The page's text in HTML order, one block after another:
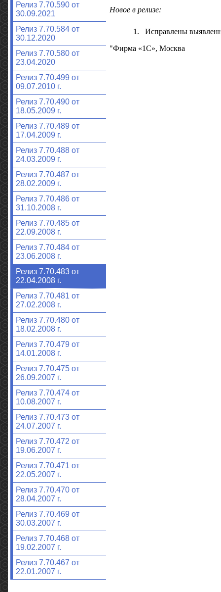
Релиз 7.70.590 от
30.09.2021
Релиз 7.70.584 от
30.12.2020
Релиз 7.70.580 от
23.04.2020
Релиз 7.70.499 от
09.07.2010 г.
Релиз 7.70.490 от
18.05.2009 г.
Релиз 7.70.489 от
17.04.2009 г.
Релиз 7.70.488 от
24.03.2009 г.
Релиз 7.70.487 от
28.02.2009 г.
Релиз 7.70.486 от
31.10.2008 г.
Релиз 7.70.485 от
22.09.2008 г.
Релиз 7.70.484 от
23.06.2008 г.
Релиз 7.70.483 от
22.04.2008 г.
Релиз 7.70.481 от
27.02.2008 г.
Релиз 7.70.480 от
18.02.2008 г.
Релиз 7.70.479 от
14.01.2008 г.
Релиз 7.70.475 от
26.09.2007 г.
Релиз 7.70.474 от
10.08.2007 г.
Релиз 7.70.473 от
24.07.2007 г.
Релиз 7.70.472 от
19.06.2007 г.
Релиз 7.70.471 от
22.05.2007 г.
Релиз 7.70.470 от
28.04.2007 г.
Релиз 7.70.469 от
30.03.2007 г.
Релиз 7.70.468 от
19.02.2007 г.
Релиз 7.70.467 от
22.01.2007 г.
Новое в релизе:
1.
Исправлены
"Фирма «1С», Москва